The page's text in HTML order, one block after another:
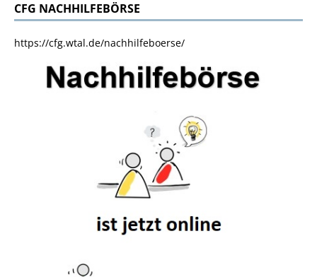
CFG NACHHILFEBÖRSE
https://cfg.wtal.de/nachhilfeboerse/